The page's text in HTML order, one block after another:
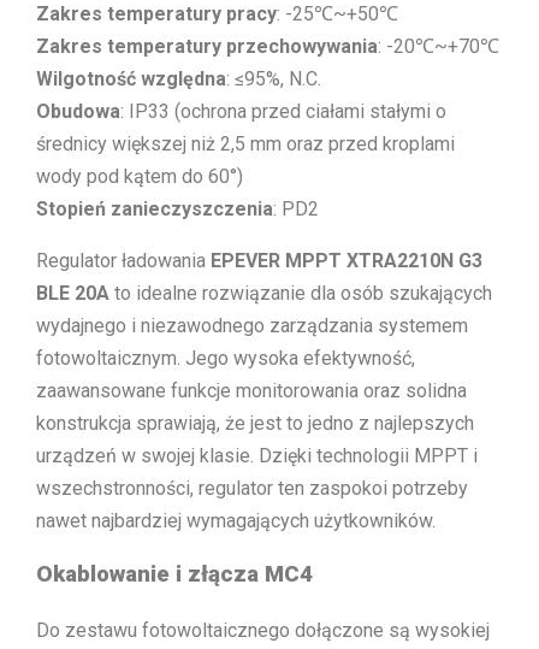
Zakres temperatury pracy: -25℃~+50℃
Zakres temperatury przechowywania: -20℃~+70℃
Wilgotność względna: ≤95%, N.C.
Obudowa: IP33 (ochrona przed ciałami stałymi o
średnicy większej niż 2,5 mm oraz przed kroplami
wody pod kątem do 60°)
Stopień zanieczyszczenia: PD2
Regulator ładowania EPEVER MPPT XTRA2210N G3
BLE 20A to idealne rozwiązanie dla osób szukających
wydajnego i niezawodnego zarządzania systemem
fotowoltaicznym. Jego wysoka efektywność,
zaawansowane funkcje monitorowania oraz solidna
konstrukcja sprawiają, że jest to jedno z najlepszych
urządzeń w swojej klasie. Dzięki technologii MPPT i
wszechstronności, regulator ten zaspokoi potrzeby
nawet najbardziej wymagających użytkowników.
Okablowanie i złącza MC4
Do zestawu fotowoltaicznego dołączone są wysokiej